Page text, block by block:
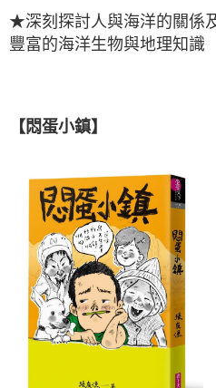
★深刻探討人與海洋的關係
豐富的海洋生物與地理知識
【悶蛋小鎮】